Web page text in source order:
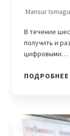
Mansur
В течение
получить и
цифровыми…
ПОДРОБНЕЕ